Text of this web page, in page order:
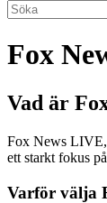
Fox
Vad är
Fox News LIVE,
ett starkt fokus
Varför välja